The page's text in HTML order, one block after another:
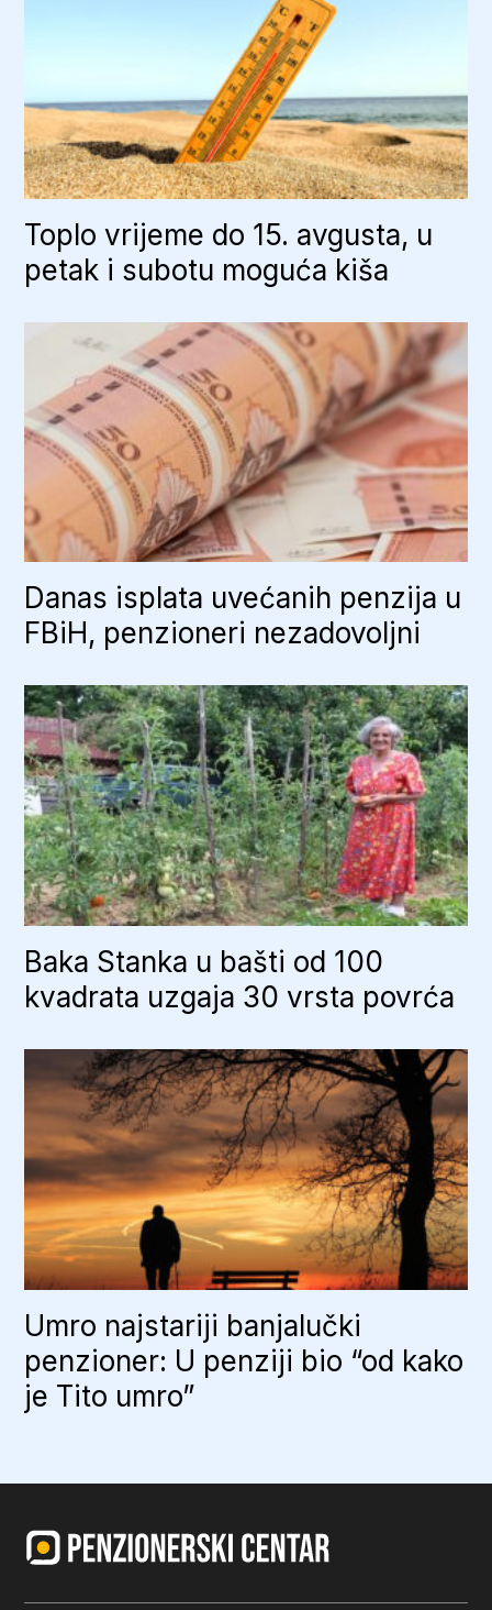
Toplo vrijeme do 15. avgusta, u
petak i subotu moguća kiša
Danas isplata uvećanih penzija u
FBiH, penzioneri nezadovoljni
Baka Stanka u bašti od 100
kvadrata uzgaja 30 vrsta povrća
Umro najstariji banjalučki
penzioner: U penziji bio “od kako
je Tito umro”